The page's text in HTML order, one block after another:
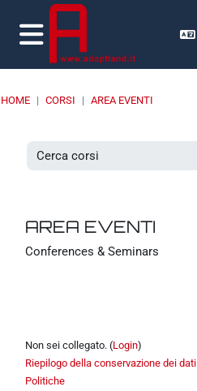
Vai al contenuto principale
Pannello laterale
HOME CORSI AREA EVENTI
Cerca corsi
AREA EVENTI
Conferences & Seminars
Non sei collegato. (Login)
Riepilogo della conservazione dei dati
Politiche